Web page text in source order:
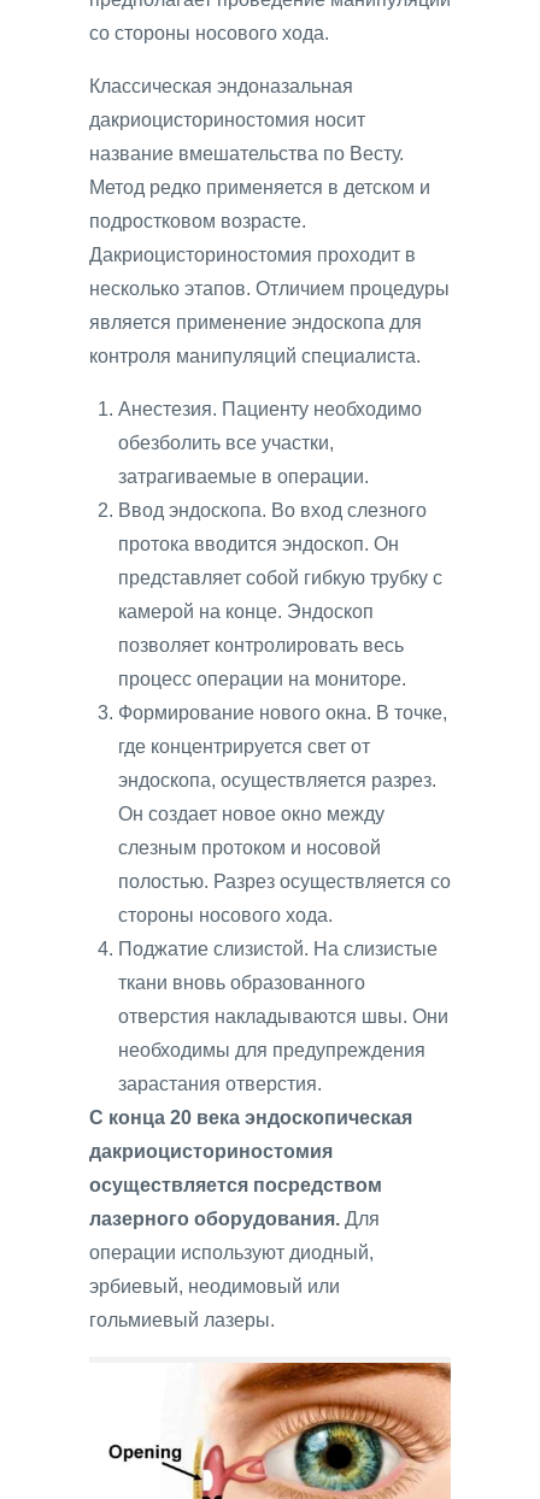
со стороны носового хода.
Классическая эндоназальная
дакриоцисториностомия носит
название вмешательства по Весту.
Метод редко применяется в детском и
подростковом возрасте.
Дакриоцисториностомия проходит в
несколько этапов. Отличием процедуры
является применение эндоскопа для
контроля манипуляций специалиста.
Анестезия. Пациенту необходимо
обезболить все участки,
затрагиваемые в операции.
Ввод эндоскопа. Во вход слезного
протока вводится эндоскоп. Он
представляет собой гибкую трубку с
камерой на конце. Эндоскоп
позволяет контролировать весь
процесс операции на мониторе.
Формирование нового окна. В точке,
где концентрируется свет от
эндоскопа, осуществляется разрез.
Он создает новое окно между
слезным протоком и носовой
полостью. Разрез осуществляется со
стороны носового хода.
Поджатие слизистой. На слизистые
ткани вновь образованного
отверстия накладываются швы. Они
необходимы для предупреждения
зарастания отверстия.
С конца 20 века эндоскопическая
дакриоцисториностомия
осуществляется посредством
лазерного оборудования. Для
операции используют диодный,
эрбиевый, неодимовый или
гольмиевый лазеры.